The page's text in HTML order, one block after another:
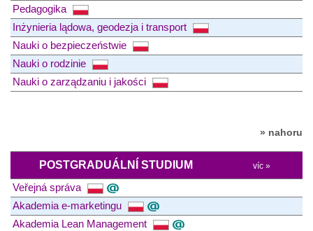
Pedagogika
Inżynieria lądowa, geodezja i transport
Nauki o bezpieczeństwie
Nauki o rodzinie
Nauki o zarządzaniu i jakości
» nahoru
POSTGRADUÁLNÍ STUDIUM víc »
Veřejná správa
Akademia e-marketingu
Akademia Lean Management